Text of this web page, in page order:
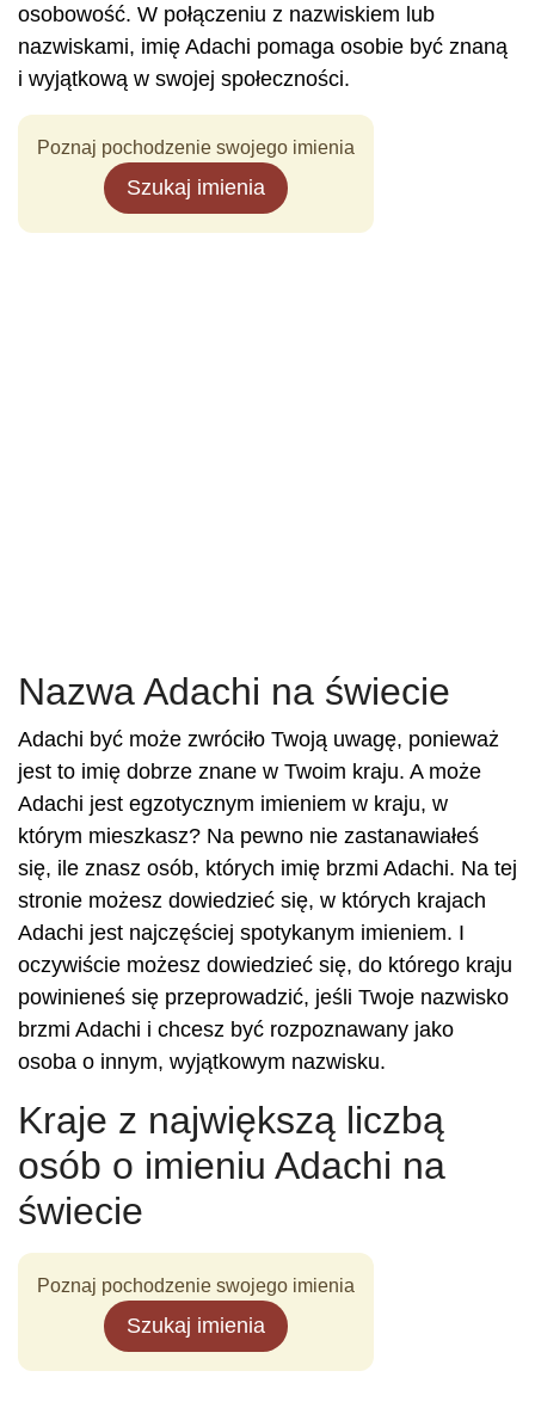
osobowość. W połączeniu z nazwiskiem lub
nazwiskami, imię Adachi pomaga osobie być znaną
i wyjątkową w swojej społeczności.
Poznaj pochodzenie swojego imienia
Szukaj imienia
Nazwa Adachi na świecie
Adachi być może zwróciło Twoją uwagę, ponieważ
jest to imię dobrze znane w Twoim kraju. A może
Adachi jest egzotycznym imieniem w kraju, w
którym mieszkasz? Na pewno nie zastanawiałeś
się, ile znasz osób, których imię brzmi Adachi. Na tej
stronie możesz dowiedzieć się, w których krajach
Adachi jest najczęściej spotykanym imieniem. I
oczywiście możesz dowiedzieć się, do którego kraju
powinieneś się przeprowadzić, jeśli Twoje nazwisko
brzmi Adachi i chcesz być rozpoznawany jako
osoba o innym, wyjątkowym nazwisku.
Kraje z największą liczbą
osób o imieniu Adachi na
świecie
Poznaj pochodzenie swojego imienia
Szukaj imienia